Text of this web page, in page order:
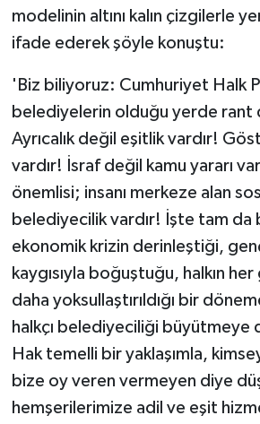
modelinin altını kalın çizgilerle
ifade ederek şöyle konuştu:
'Biz biliyoruz: Cumhuriyet Halk
belediyelerin olduğu yerde rant
Ayrıcalık değil eşitlik vardır!
vardır! İsraf değil kamu yararı
önemlisi; insanı merkeze alan
belediyecilik vardır! İşte tam da
ekonomik krizin derinleştiği,
kaygısıyla boğuştuğu, halkın
daha yoksullaştırıldığı bir
halkçı belediyeciliği büyütmeye
Hak temelli bir yaklaşımla,
bize oy veren vermeyen diye
hemşerilerimize adil ve eşit